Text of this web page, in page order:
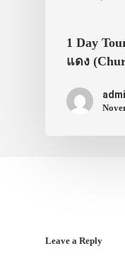
1 Day
แดง
Leave a Reply